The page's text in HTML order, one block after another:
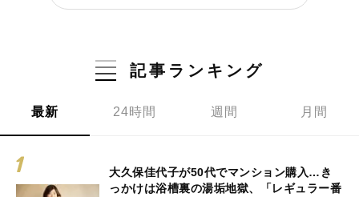
記事ランキング
最新 24時間 週間 月間
大久保佳代子が50代でマンション購入…き
っかけは浴槽裏の湯垢地獄、「レギュラー番